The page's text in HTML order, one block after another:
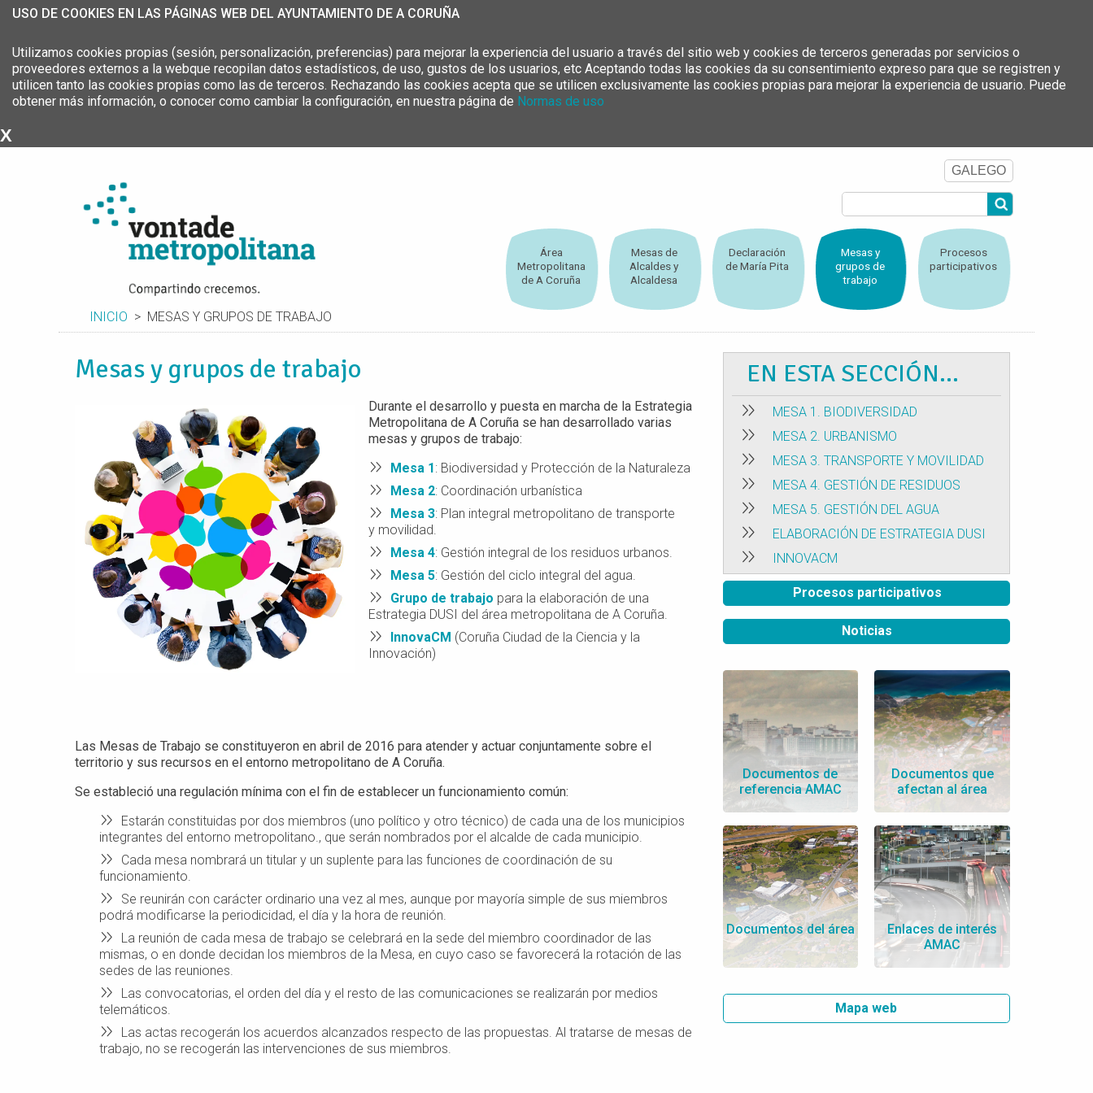
USO DE COOKIES EN LAS PÁGINAS WEB DEL AYUNTAMIENTO DE A CORUÑA
Utilizamos cookies propias (sesión, personalización, preferencias) para mejorar la experiencia del usuario a través del sitio web y cookies de terceros generadas por servicios o
proveedores externos a la webque recopilan datos estadísticos, de uso, gustos de los usuarios, etc Aceptando todas las cookies da su consentimiento expreso para que se registren y
utilicen tanto las cookies propias como las de terceros. Rechazando las cookies acepta que se utilicen exclusivamente las cookies propias para mejorar la experiencia de usuario. Puede
obtener más información, o conocer como cambiar la configuración, en nuestra página de Normas de uso
X
GALEGO
Área
Metropolitana
de A Coruña
Mesas de
Alcaldes y
Alcaldesa
Declaración
de María Pita
Mesas y
grupos de
trabajo
Procesos
participativos
INICIO MESAS Y GRUPOS DE TRABAJO
Mesas y grupos de trabajo
Durante el desarrollo y puesta en marcha de la Estrategia
Metropolitana de A Coruña se han desarrollado varias
mesas y grupos de trabajo:
Mesa 1: Biodiversidad y Protección de la Naturaleza
Mesa 2: Coordinación urbanística
Mesa 3: Plan integral metropolitano de transporte
y movilidad.
Mesa 4: Gestión integral de los residuos urbanos.
Mesa 5: Gestión del ciclo integral del agua.
Grupo de trabajo para la elaboración de una
Estrategia DUSI del área metropolitana de A Coruña.
InnovaCM (Coruña Ciudad de la Ciencia y la
Innovación)
Las Mesas de Trabajo se constituyeron en abril de 2016 para atender y actuar conjuntamente sobre el
territorio y sus recursos en el entorno metropolitano de A Coruña.
Se estableció una regulación mínima con el fin de establecer un funcionamiento común:
Estarán constituidas por dos miembros (uno político y otro técnico) de cada una de los municipios
integrantes del entorno metropolitano., que serán nombrados por el alcalde de cada municipio.
Cada mesa nombrará un titular y un suplente para las funciones de coordinación de su
funcionamiento.
Se reunirán con carácter ordinario una vez al mes, aunque por mayoría simple de sus miembros
podrá modificarse la periodicidad, el día y la hora de reunión.
La reunión de cada mesa de trabajo se celebrará en la sede del miembro coordinador de las
mismas, o en donde decidan los miembros de la Mesa, en cuyo caso se favorecerá la rotación de las
sedes de las reuniones.
Las convocatorias, el orden del día y el resto de las comunicaciones se realizarán por medios
telemáticos.
Las actas recogerán los acuerdos alcanzados respecto de las propuestas. Al tratarse de mesas de
trabajo, no se recogerán las intervenciones de sus miembros.
EN ESTA SECCIÓN...
MESA 1. BIODIVERSIDAD
MESA 2. URBANISMO
MESA 3. TRANSPORTE Y MOVILIDAD
MESA 4. GESTIÓN DE RESIDUOS
MESA 5. GESTIÓN DEL AGUA
ELABORACIÓN DE ESTRATEGIA DUSI
INNOVACM
Procesos participativos
Noticias
Documentos de
referencia AMAC
Documentos que
afectan al área
Documentos del área
Enlaces de interés
AMAC
Mapa web